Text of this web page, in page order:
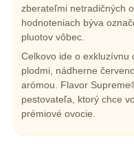
zberateľmi netradičných
hodnoteniach býva
pluotov vôbec.
Celkovo ide o exkluzívnu
plodmi, nádherne
arómou. Flavor
pestovateľa, ktorý chce
prémiové ovocie.